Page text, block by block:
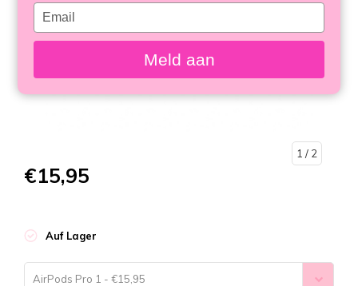
1 / 2
€15,95
Auf Lager
AirPods Pro 1 - €15,95
name
Type
your
email
Meld aan